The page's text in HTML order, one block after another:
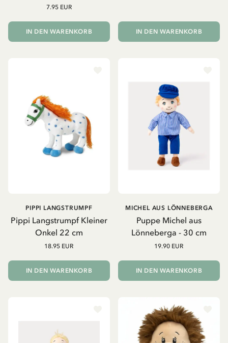
7.95 EUR
IN DEN WARENKORB IN DEN WARENKORB
Pippi Langstrumpf Kleiner
Onkel 22 cm
PIPPI LANGSTRUMPF
18.95 EUR
IN DEN WARENKORB
Puppe Michel aus
Lönneberga - 30 cm
MICHEL AUS LÖNNEBERGA
19.90 EUR
IN DEN WARENKORB